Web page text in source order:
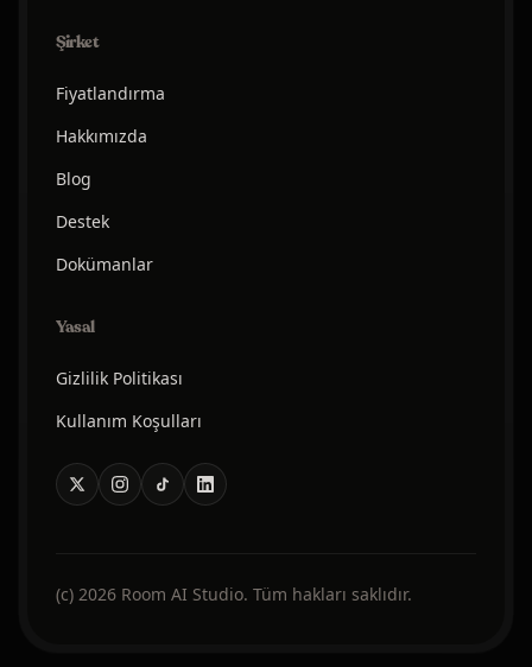
Şirket
Fiyatlandırma
Hakkımızda
Blog
Destek
Dokümanlar
Yasal
Gizlilik Politikası
Kullanım Koşulları
(c) 2026 Room AI Studio. Tüm hakları saklıdır.